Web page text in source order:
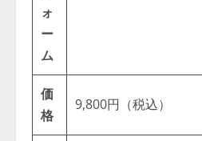
ォ
ー
ム
価
格
9,800円（税込）